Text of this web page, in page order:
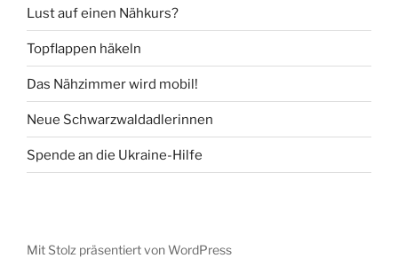
Lust auf einen Nähkurs?
Topflappen häkeln
Das Nähzimmer wird mobil!
Neue Schwarzwaldadlerinnen
Spende an die Ukraine-Hilfe
Mit Stolz präsentiert von WordPress